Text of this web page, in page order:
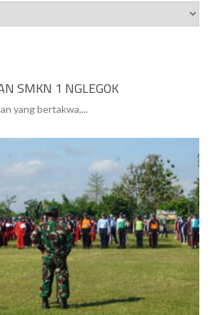
SMKN 1 NGLEGOK
yang bertakwa,...